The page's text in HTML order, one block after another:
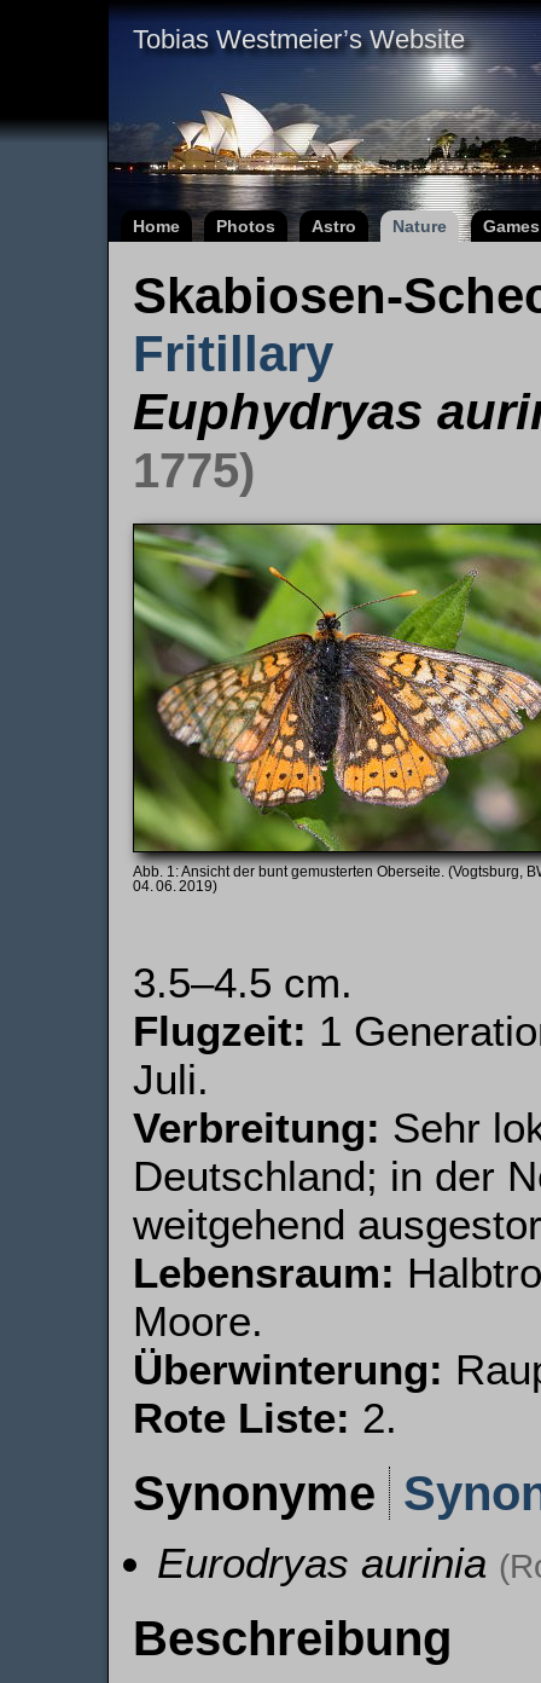
Tobias Westmeier’s Website
Home Photos Astro Nature Games
Skabiosen-
Fritillary
Euphydryas
1775)
Ansicht der bunt gemusterten Oberseite. (Vogtsburg,
04. 06. 2019)
3.5–4.5 cm.
Flugzeit: 1
Juli.
Verbreitung: Sehr
Deutschland; in der
weitgehend
Lebensraum:
Moore.
Überwinterung:
Rote Liste: 2.
Synonyme
Eurodryas aurinia
Beschreibung